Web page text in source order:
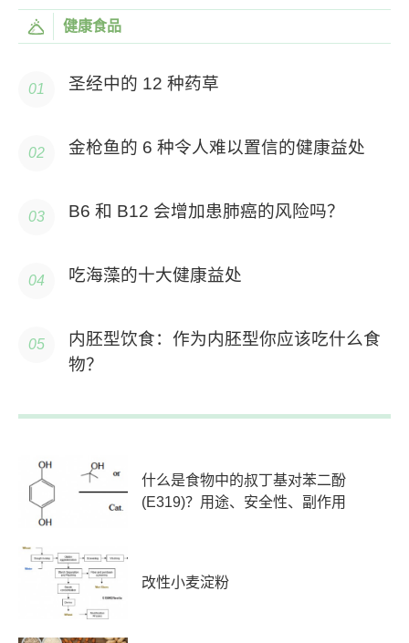
健康食品
圣经中的 12 种药草
金枪鱼的 6 种令人难以置信的健康益处
B6 和 B12 会增加患肺癌的风险吗？
吃海藻的十大健康益处
内胚型饮食：作为内胚型你应该吃什么食
物？
什么是食物中的叔丁基对苯二酚
(E319)？用途、安全性、副作用
改性小麦淀粉